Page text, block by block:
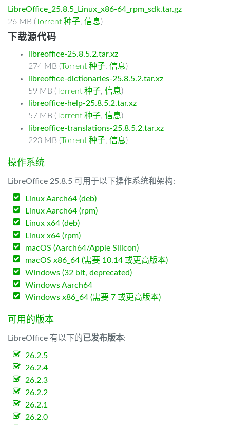
LibreOffice_25.8.5_Linux_x86-64_rpm_sdk.tar.gz
26 MB (Torrent 种子, 信息)
下载源代码
libreoffice-25.8.5.2.tar.xz
274 MB (Torrent 种子, 信息)
libreoffice-dictionaries-25.8.5.2.tar.xz
59 MB (Torrent 种子, 信息)
libreoffice-help-25.8.5.2.tar.xz
57 MB (Torrent 种子, 信息)
libreoffice-translations-25.8.5.2.tar.xz
223 MB (Torrent 种子, 信息)
操作系统
LibreOffice 25.8.5 可用于以下操作系统和架构:
Linux Aarch64 (deb)
Linux Aarch64 (rpm)
Linux x64 (deb)
Linux x64 (rpm)
macOS (Aarch64/Apple Silicon)
macOS x86_64 (需要 10.14 或更高版本)
Windows (32 bit, deprecated)
Windows Aarch64
Windows x86_64 (需要 7 或更高版本)
可用的版本
LibreOffice 有以下的已发布版本:
26.2.5
26.2.4
26.2.3
26.2.2
26.2.1
26.2.0